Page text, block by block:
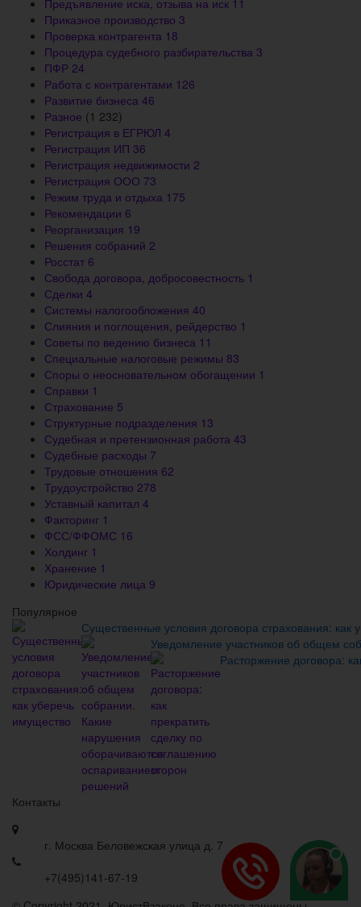
Приказное производство 3
Проверка контрагента 18
Процедура судебного разбирательства 3
ПФР 24
Работа с контрагентами 126
Развитие бизнеса 46
Разное (1 232)
Регистрация в ЕГРЮЛ 4
Регистрация ИП 36
Регистрация недвижимости 2
Регистрация ООО 73
Режим труда и отдыха 175
Рекомендации 6
Реорганизация 19
Решения собраний 2
Росстат 6
Свобода договора, добросовестность 1
Сделки 4
Системы налогообложения 40
Слияния и поглощения, рейдерство 1
Советы по ведению бизнеса 11
Специальные налоговые режимы 83
Споры о неосновательном обогащении 1
Справки 1
Страхование 5
Структурные подразделения 13
Судебная и претензионная работа 43
Судебные расходы 7
Трудовые отношения 62
Трудоустройство 278
Уставный капитал 4
Факторинг 1
ФСС/ФФОМС 16
Холдинг 1
Хранение 1
Юридические лица 9
Популярное
Существенные условия договора страхования: как
Уведомление участников об общем
Расторжение договора:
Контакты
г. Москва Беловежская улица д. 7
+7(495)141-67-19